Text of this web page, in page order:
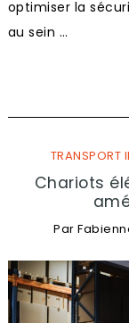
optimiser la
au sein …
TRANSPORT
Chariots
Par